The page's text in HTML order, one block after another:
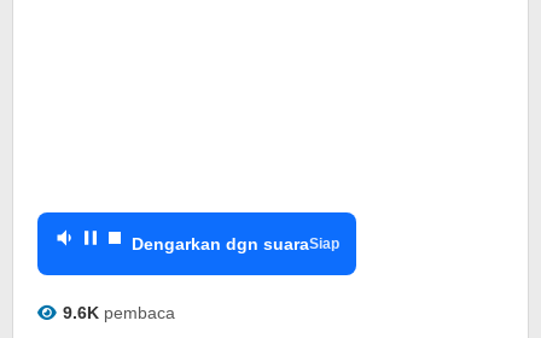
Dengarkan dgn suaraSiap
9.6K pembaca